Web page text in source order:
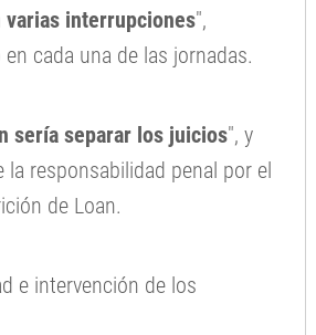
varias interrupciones",
cada una de las jornadas.
sería separar los juicios", y
responsabilidad penal por el
de Loan.
e intervención de los